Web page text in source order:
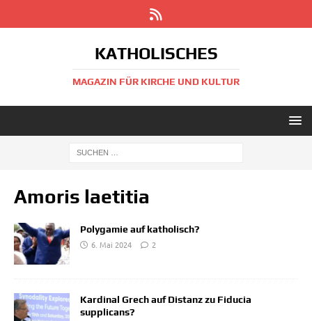
KATHOLISCHES
MAGAZIN FÜR KIRCHE UND KULTUR
Amoris laetitia
Polygamie auf katholisch?
6. Mai 2024
2
Kardinal Grech auf Distanz zu Fiducia
supplicans?